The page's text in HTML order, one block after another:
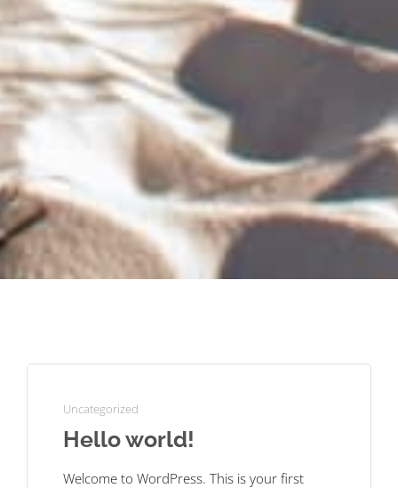
Uncategorized
Hello world!
Welcome to WordPress. This is your first